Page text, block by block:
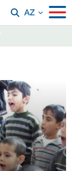
AZ